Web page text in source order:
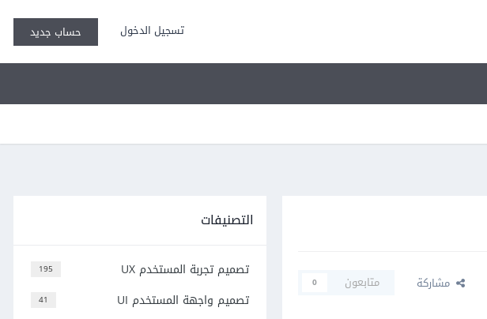
تسجيل الدخول حساب جديد
مشاركة متابعون 0
التصنيفات
195 تصميم تجربة المستخدم UX
41 تصميم واجهة المستخدم UI